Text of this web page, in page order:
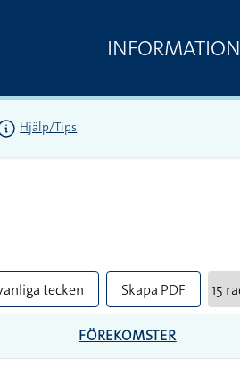
INFORMATION
Hjälp/Tips
tecken Skapa PDF
FÖREKOMSTER